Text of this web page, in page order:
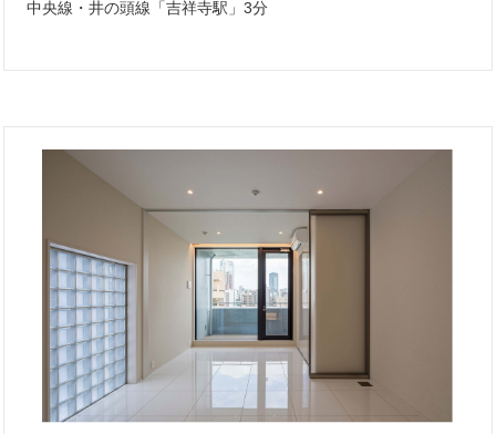
中央線・井の頭線「吉祥寺駅」3分